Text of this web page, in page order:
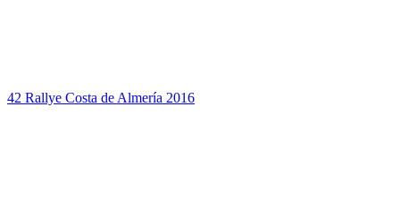
42 Rallye Costa de Almería 2016